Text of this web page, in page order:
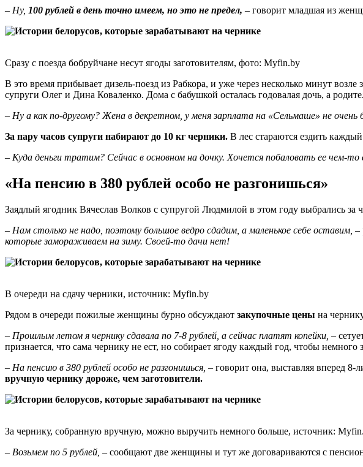
– Ну, 100 рублей в день точно имеем, но это не предел, – говорит младшая из
Сразу с поезда бобруйчане несут ягоды заготовителям, фото: Myfin.by
В это время прибывает дизель-поезд из Рабкора, и уже через несколько минут
супруги Олег и Дина Коваленко. Дома с бабушкой осталась годовалая дочь, а
– Ну а как по-другому? Жена в декретном, у меня зарплата на «Сельмаше» не
За пару часов супруги набирают до 10 кг черники. В лес стараются ездить
– Куда деньги тратим? Сейчас в основном на дочку. Хочется побаловать ее чем-
«На пенсию в 380 рублей особо не разгонишься»
Заядлый ягодник Вячеслав Волков с супругой Людмилой в этом году выбрались за
– Нам столько не надо, поэтому большое ведро сдадим, а маленькое себе оставим, –
которые замораживаем на зиму. Своей-то дачи нет!
В очереди на сдачу черники, источник: Myfin.by
Рядом в очереди пожилые женщины бурно обсуждают закупочные цены на
– Прошлым летом я чернику сдавала по 7-8 рублей, а сейчас платят копейки, –
признается, что сама чернику не ест, но собирает ягоду каждый год, чтобы немного
– На пенсию в 380 рублей особо не разгонишься, – говорит она, выставляя вперед 8-
вручную чернику дороже, чем заготовители.
За чернику, собранную вручную, можно выручить немного больше, источник:
– Возьмем по 5 рублей, – сообщают две женщины и тут же договариваются с